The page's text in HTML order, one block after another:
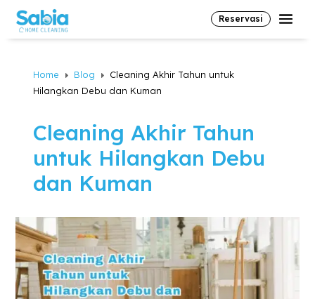
Reservasi
Home E Blog E
Cleaning Akhir Tahun untuk
Hilangkan Debu dan Kuman
Cleaning Akhir Tahun
untuk Hilangkan Debu
dan Kuman